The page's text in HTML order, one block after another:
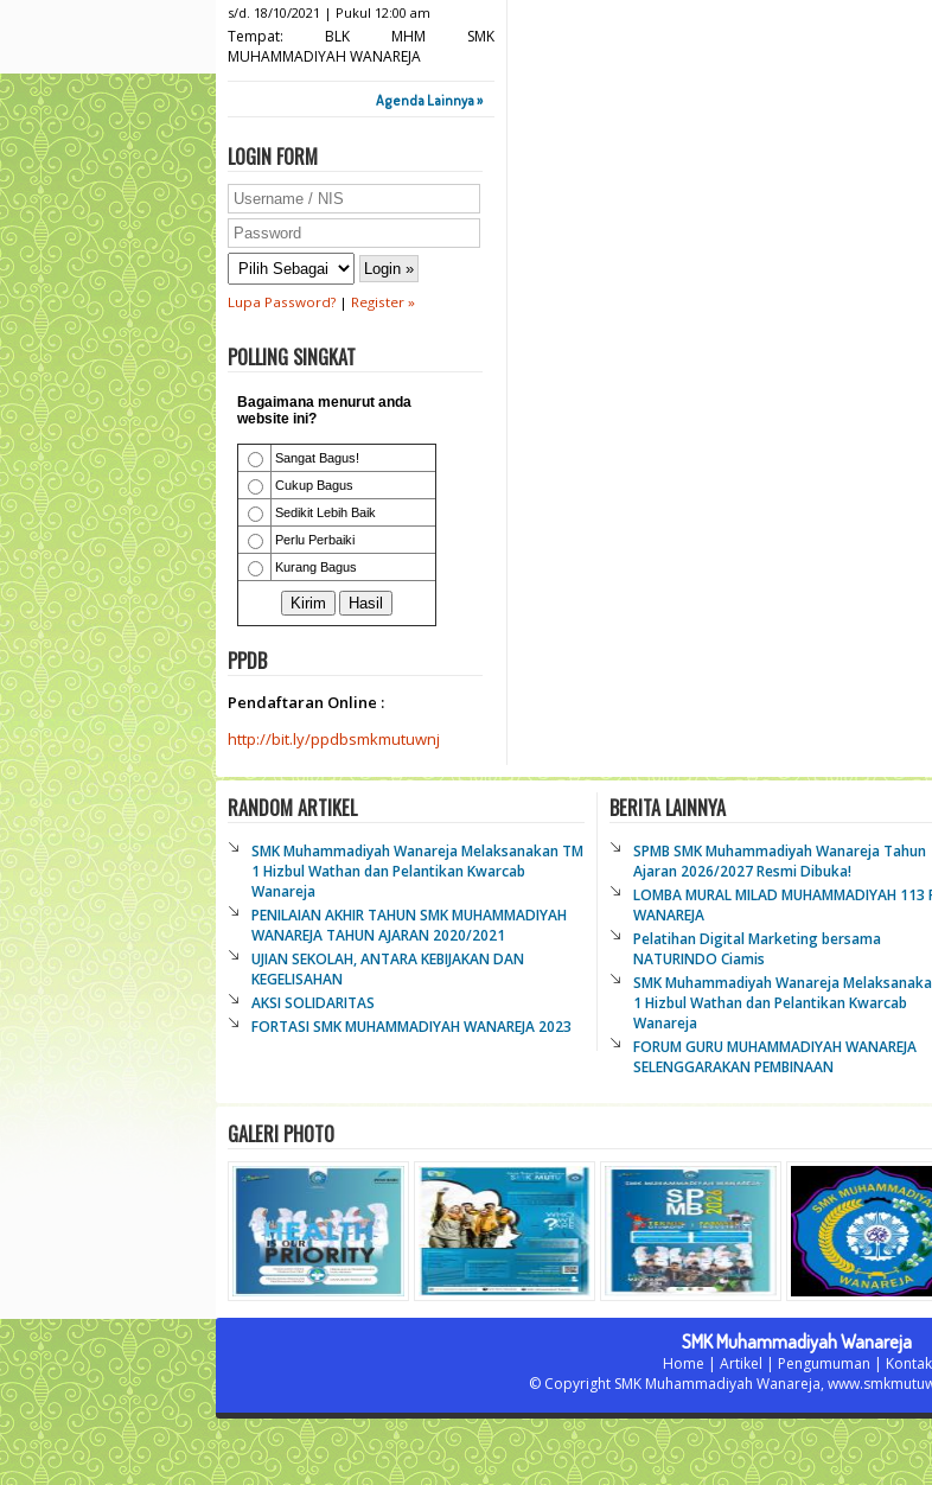
s/d. 18/10/2021 | Pukul 12:00 am
Tempat: BLK MHM SMK
MUHAMMADIYAH WANAREJA
Agenda Lainnya »
LOGIN FORM
Lupa Password? | Register »
POLLING SINGKAT
PPDB
Pendaftaran Online :
http://bit.ly/ppdbsmkmutuwnj
RANDOM ARTIKEL
SMK Muhammadiyah Wanareja Melaksanakan TM
1 Hizbul Wathan dan Pelantikan Kwarcab
Wanareja
PENILAIAN AKHIR TAHUN SMK MUHAMMADIYAH
WANAREJA TAHUN AJARAN 2020/2021
UJIAN SEKOLAH, ANTARA KEBIJAKAN DAN
KEGELISAHAN
AKSI SOLIDARITAS
FORTASI SMK MUHAMMADIYAH WANAREJA 2023
BERITA LAINNYA
SPMB SMK Muhammadiyah Wanareja Tahun
Ajaran 2026/2027 Resmi Dibuka!
LOMBA MURAL MILAD MUHAMMADIYAH 113
WANAREJA
Pelatihan Digital Marketing bersama
NATURINDO Ciamis
SMK Muhammadiyah Wanareja
1 Hizbul Wathan dan Pelantikan Kwarcab
Wanareja
FORUM GURU MUHAMMADIYAH WANAREJA
SELENGGARAKAN PEMBINAAN
GALERI PHOTO
SMK Muhammadiyah Wanareja
Home | Artikel | Pengumuman | Kontak
© Copyright SMK Muhammadiyah Wanareja,